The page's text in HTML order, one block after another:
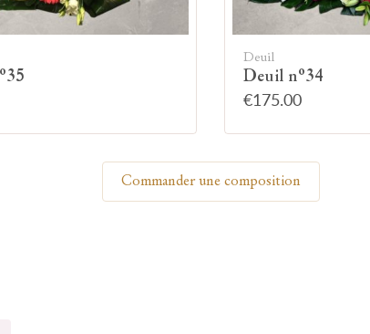
Allumez une bougie
Montrez votre soutien à la famille en allumant
symboliquement une bougie.
Deuil
Deuil n°34
€175.00
Commander une composition